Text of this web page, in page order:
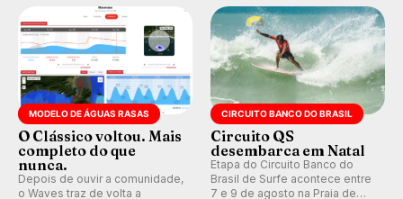
Kelly Slater convidado.
MODELO DE ÁGUAS RASAS
O Clássico voltou. Mais
completo do que
nunca.
Depois de ouvir a comunidade,
o Waves traz de volta a
CIRCUITO BANCO DO BRASIL
Circuito QS
desembarca em Natal
Etapa do Circuito Banco do
Brasil de Surfe acontece entre
7 e 9 de agosto na Praia de